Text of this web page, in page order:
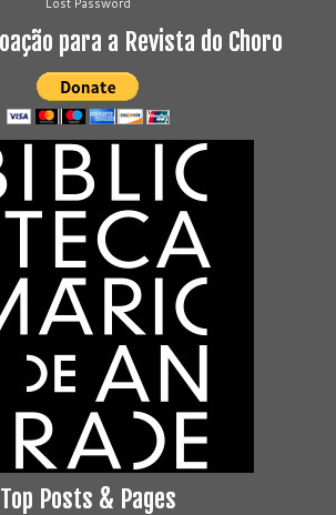
para a Revista do Choro
Top Posts & Pages